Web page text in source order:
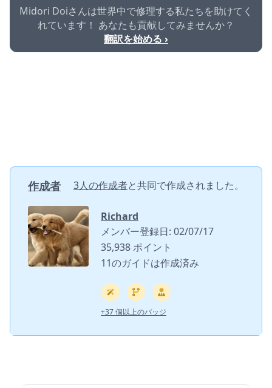
Midori Doiさんは世界中で修理する私たちを助けてく
れています！ あなたも貢献してみませんか？
翻訳を始める ›
作成者 3人の作成者と共同で作成されました。
Richard
メンバー登録日: 02/07/17
35,938 ポイント
11のガイドは作成済み
+37 個以上のバッジ